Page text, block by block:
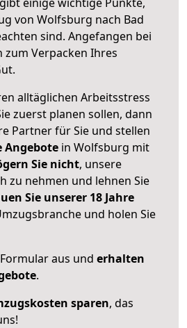
von Wolfsburg nach Bad
sind. Angefangen bei
zum Verpacken Ihres
alltäglichen Arbeitsstress
zuerst planen sollen, dann
Partner für Sie und stellen
Angebote in Wolfsburg mit
Sie nicht, unsere
zu nehmen und lehnen Sie
Sie unserer 18 Jahre
und holen Sie
aus und erhalten
.
sparen, das